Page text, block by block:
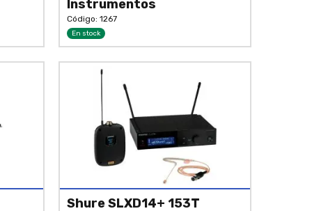
Instrumentos
Código: 1267
En stock
Shure SLXD14+ 153T